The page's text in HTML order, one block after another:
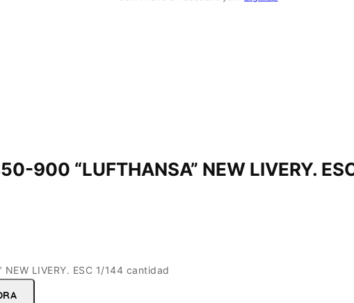
900 “LUFTHANSA” NEW LIVERY.
LIVERY. ESC 1/144 cantidad